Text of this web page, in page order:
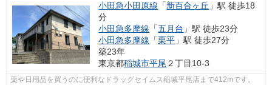
小田急小田原線 「新百合ヶ丘 」駅 徒歩18
分
小田急多摩線 「五月台 」駅 徒歩23分
小田急多摩線 「栗平 」駅 徒歩27分
築23年
東京都稲城市平尾 ２丁目10-3
薬や日用品を買うのに便利なドラッグセイムス稲城平尾店まで412mです。